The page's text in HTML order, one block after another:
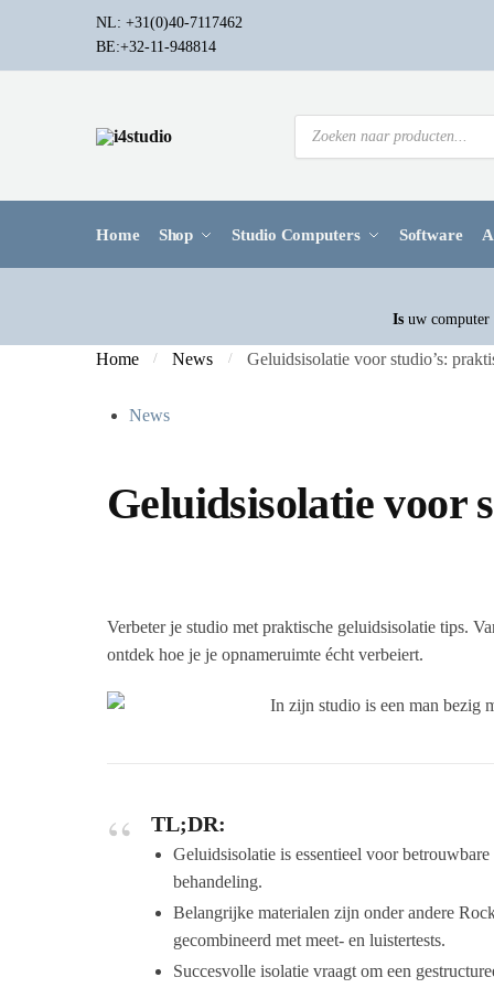
NL: +31(0)40-7117462
BE:+32-11-948814
Home Shop Studio Computers Software
Is uw computer
Home / News / Geluidsisolatie voor studio’s:
News
Geluidsisolatie voor
Verbeter je studio met praktische geluidsisolatie tips.
ontdek hoe je je opnameruimte écht verbeiert.
TL;DR:
Geluidsisolatie is essentieel voor
behandeling.
Belangrijke materialen zijn onder andere
gecombineerd met meet- en luistertests.
Succesvolle isolatie vraagt om een